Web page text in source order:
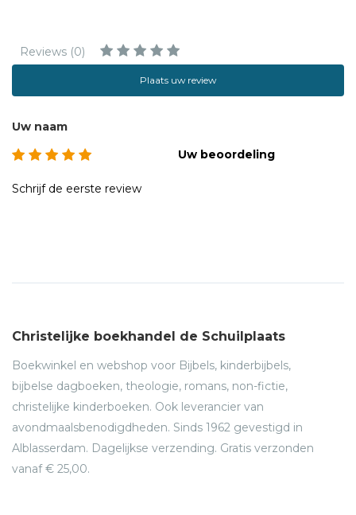
Reviews (0)
Plaats uw review
Uw naam
Uw beoordeling
Schrijf de eerste review
Christelijke boekhandel de Schuilplaats
Boekwinkel en webshop voor Bijbels, kinderbijbels,
bijbelse dagboeken, theologie, romans, non-fictie,
christelijke kinderboeken. Ook leverancier van
avondmaalsbenodigdheden. Sinds 1962 gevestigd in
Alblasserdam. Dagelijkse verzending. Gratis verzonden
vanaf € 25,00.